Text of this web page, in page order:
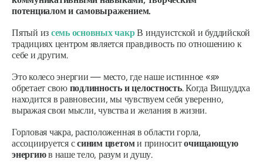
потенциалом и самовыражением.
Пятый из семь основных чакрВ индуистской и буддийской
традициях центром является правдивость по отношению к
себе и другим.
Это колесо энергии — место, где наше истинное «я»
обретает своюподлинность и целостность. Когда Вишуддха
находится в равновесии, мы чувствуем себя уверенно,
выражая свои мысли, чувства и желания в жизни.
Горловая чакра, расположенная в области горла,
ассоциируется ссиним цветоми приноситочищающую
энергиюв наше тело, разум и душу.